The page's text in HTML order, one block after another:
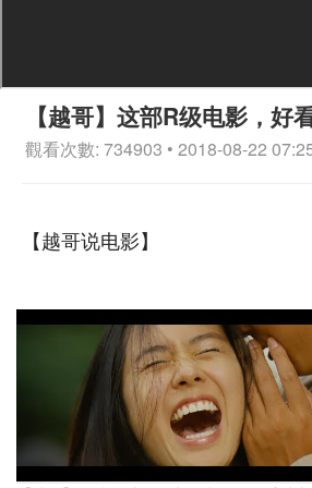
【越哥】这部R级电影，好
觀看次數: 734903 • 2018-08-22
【越哥说电影】